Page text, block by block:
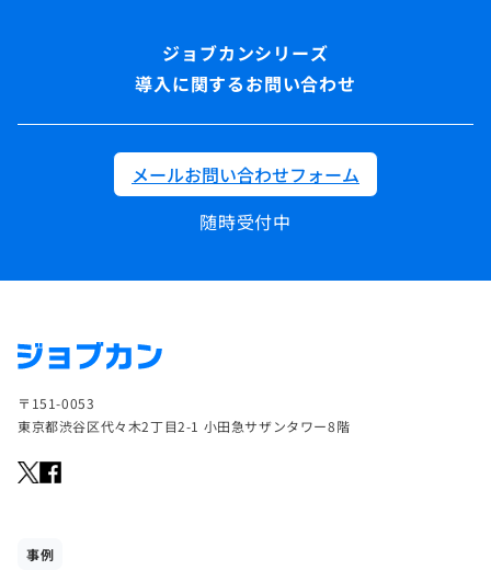
導入に関するお問い合わせ
メールお問い合わせフォーム
随時受付中
〒151-0053
東京都渋谷区代々木2丁目2-1 小田急サザンタワー8階
事例